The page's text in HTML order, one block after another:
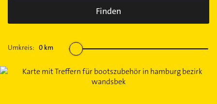
Finden
Umkreis: 0 km